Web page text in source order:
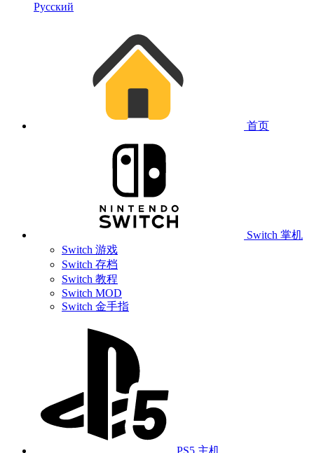
Русский
首页
Switch 掌机
Switch 游戏
Switch 存档
Switch 教程
Switch MOD
Switch 金手指